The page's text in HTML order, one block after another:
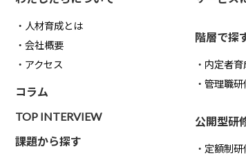
人材育成とは
会社概要
アクセス
コラム
TOP INTERVIEW
課題から探す
階層で探
内定者育
管理職研
公開型研
定額制研